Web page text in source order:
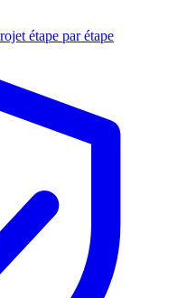
étape par étape